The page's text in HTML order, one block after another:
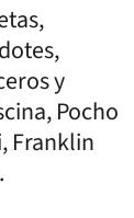
y
Pocho
Franklin